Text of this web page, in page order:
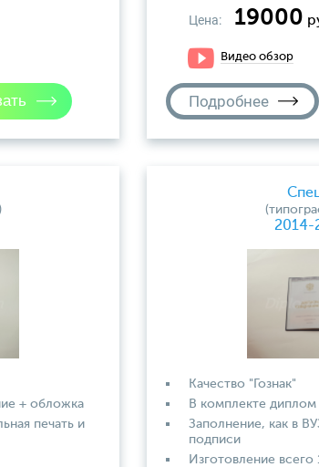
Цена: 19000
Видео обзор
Подробнее
+ обложка
печать и
2014-
Качество "Гознак"
В комплекте
Заполнение, как в
подписи
Изготовление всего